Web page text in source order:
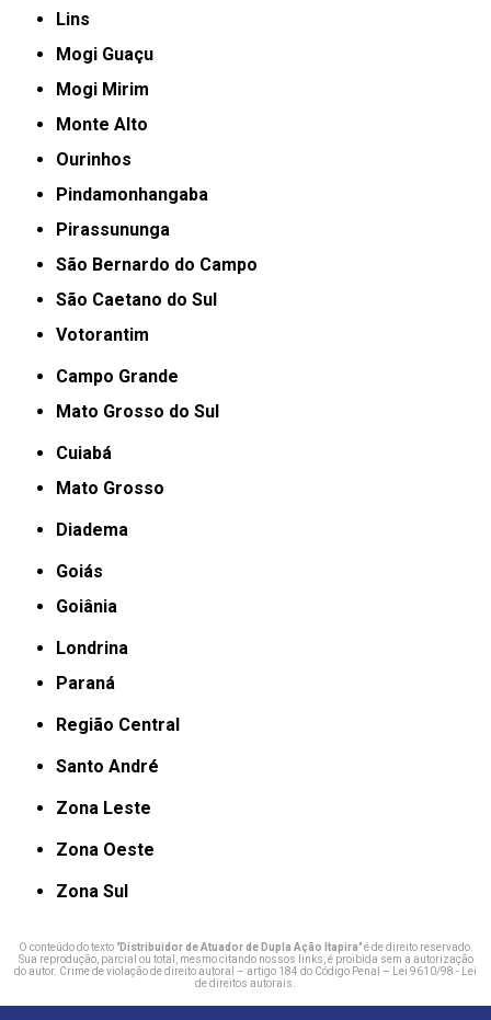
Lins
Mogi Guaçu
Mogi Mirim
Monte Alto
Ourinhos
Pindamonhangaba
Pirassununga
São Bernardo do Campo
São Caetano do Sul
Votorantim
Campo Grande
Mato Grosso do Sul
Cuiabá
Mato Grosso
Diadema
Goiás
Goiânia
Londrina
Paraná
Região Central
Santo André
Zona Leste
Zona Oeste
Zona Sul
O conteúdo do texto "Distribuidor de Atuador de Dupla Ação Itapira" é de direito reservado.
Sua reprodução, parcial ou total, mesmo citando nossos links, é proibida sem a autorização
do autor. Crime de violação de direito autoral – artigo 184 do Código Penal –
Lei 9610/98 - Lei
de direitos autorais